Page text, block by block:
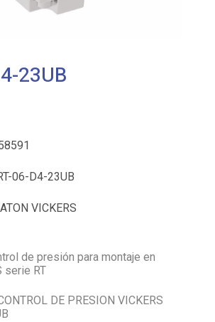
23UB
06-D4-23UB
VICKERS
de presión para montaje en
serie RT
DE PRESION VICKERS